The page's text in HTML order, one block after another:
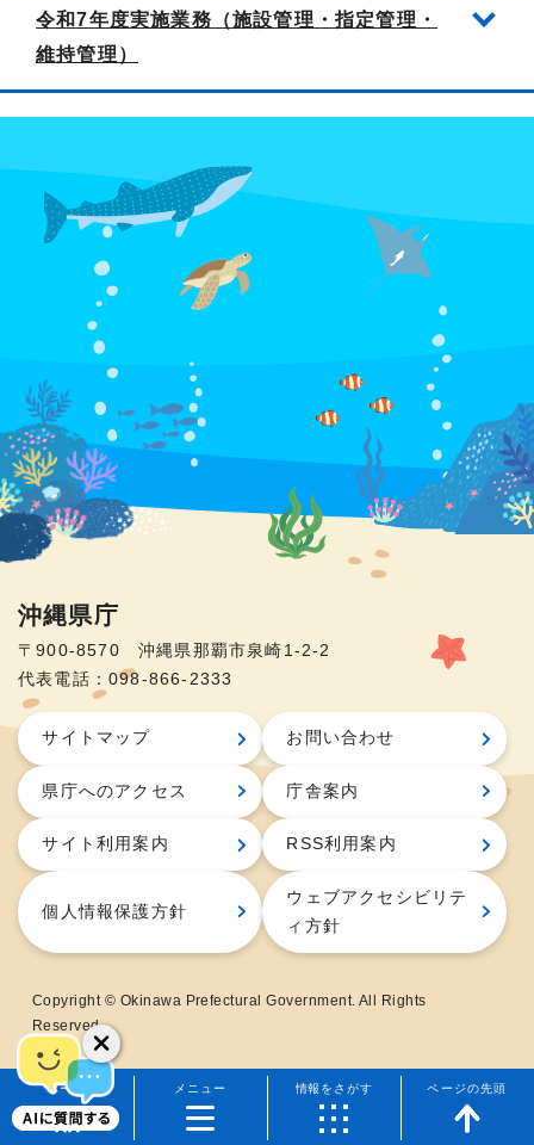
令和7年度実施業務（施設管理・指定管理・
維持管理）
メニュー
ホーム 情報をさがす ページの先頭
沖縄県庁
〒900-8570 沖縄県那覇市泉崎1-2-2
代表電話：098-866-2333
サイトマップ お問い合わせ
県庁へのアクセス 庁舎案内
サイト利用案内 RSS利用案内
個人情報保護方針
ウェブアクセシビリテ
ィ方針
Copyright © Okinawa Prefectural Government. All Rights
Reserved.